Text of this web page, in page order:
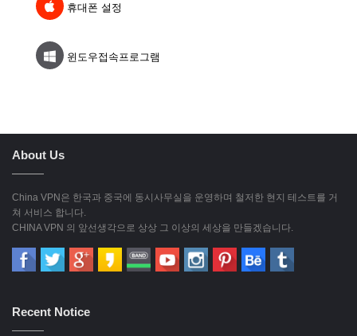
휴대폰 설정
윈도우접속프로그램
About Us
China VPN은 한국과 중국에 동시사무실을 운영하며 철저한 현지 테스트를 거
쳐 서비스 합니다.
CHINA VPN 의 앞선생각으로 상상 그 이상의 세상을 만들겠습니다.
Recent Notice